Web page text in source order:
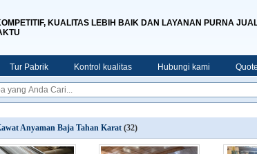
KUALITAS LEBIH BAIK DAN LAYANAN PURNA
Tur Pabrik Kontrol kualitas Hubungi kami
Anyaman Baja Tahan Karat (32)